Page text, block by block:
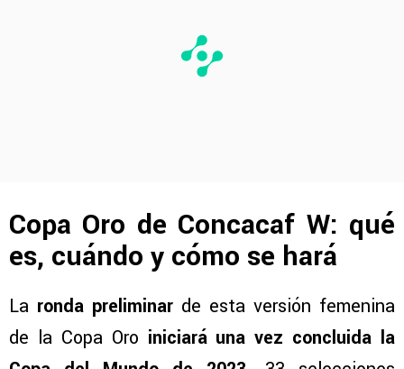
Copa Oro de Concacaf W: qué
es, cuándo y cómo se hará
La ronda preliminar de esta versión femenina
de la Copa Oro iniciará una vez concluida la